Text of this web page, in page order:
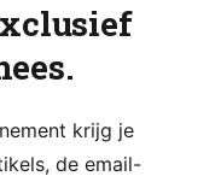
krijg je
de email-